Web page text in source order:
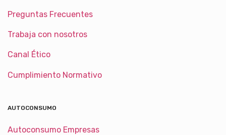
Preguntas Frecuentes
Trabaja con nosotros
Canal Ético
Cumplimiento Normativo
AUTOCONSUMO
Autoconsumo Empresas